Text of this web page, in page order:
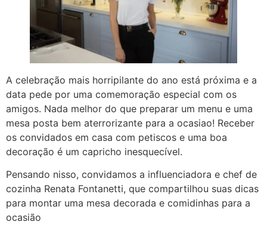
A celebração mais horripilante do ano está próxima e a
data pede por uma comemoração especial com os
amigos. Nada melhor do que preparar um menu e uma
mesa posta bem aterrorizante para a ocasiao! Receber
os convidados em casa com petiscos e uma boa
decoração é um capricho inesquecível.
Pensando nisso, convidamos a influenciadora e chef de
cozinha Renata Fontanetti, que compartilhou suas dicas
para montar uma mesa decorada e comidinhas para a
ocasião